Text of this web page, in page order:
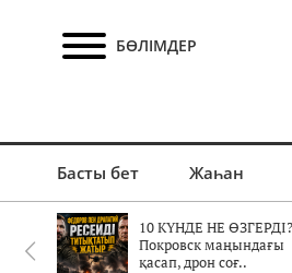
БӨЛІМДЕР
Басты бет Жаһан
10 КҮНДЕ НЕ ӨЗГЕРДІ?
Покровск маңындағы
қасап, дрон соғ..